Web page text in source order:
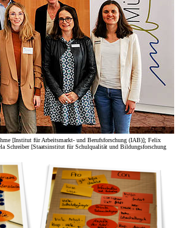
[Institut für Arbeitsmarkt- und Berufsforschung (IAB)]; Felix
Schreiber [Staatsinstitut für Schulqualität und Bildungsforschung